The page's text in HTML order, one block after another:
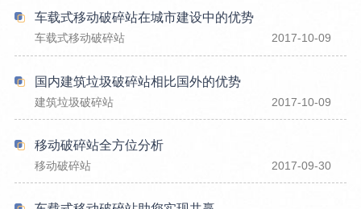
车载式移动破碎站在城市建设中的优势
车载式移动破碎站 2017-10-09
国内建筑垃圾破碎站相比国外的优势
建筑垃圾破碎站 2017-10-09
移动破碎站全方位分析
移动破碎站 2017-09-30